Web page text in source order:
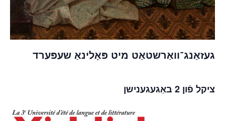
געזאַנג־וואַרשטאַט מיט פּאָלינאַ שעפּערד
ציקל פֿון 2 באַגעגענישן